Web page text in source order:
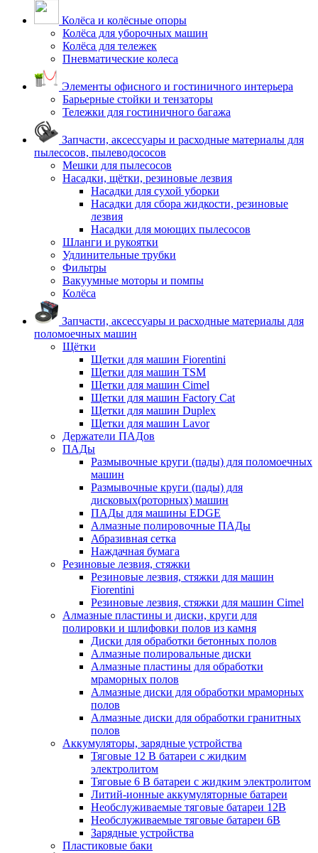
Колёса и колёсные опоры
Колёса для уборочных машин
Колёса для тележек
Пневматические колеса
Элементы офисного и гостиничного интерьера
Барьерные стойки и тензаторы
Тележки для гостиничного багажа
Запчасти, аксессуары и расходные материалы для
пылесосов, пылеводососов
Мешки для пылесосов
Насадки, щётки, резиновые лезвия
Насадки для сухой уборки
Насадки для сбора жидкости, резиновые
лезвия
Насадки для моющих пылесосов
Шланги и рукоятки
Удлинительные трубки
Фильтры
Вакуумные моторы и помпы
Колёса
Запчасти, аксессуары и расходные материалы для
поломоечных машин
Щётки
Щетки для машин Fiorentini
Щетки для машин TSM
Щетки для машин Cimel
Щетки для машин Factory Cat
Щетки для машин Duplex
Щетки для машин Lavor
Держатели ПАДов
ПАДы
Размывочные круги (пады) для поломоечных
машин
Размывочные круги (пады) для
дисковых(роторных) машин
ПАДы для машины EDGE
Алмазные полировочные ПАДы
Абразивная сетка
Наждачная бумага
Резиновые лезвия, стяжки
Резиновые лезвия, стяжки для машин
Fiorentini
Резиновые лезвия, стяжки для машин Cimel
Алмазные пластины и диски, круги для
полировки и шлифовки полов из камня
Диски для обработки бетонных полов
Алмазные полировальные диски
Алмазные пластины для обработки
мраморных полов
Алмазные диски для обработки мраморных
полов
Алмазные диски для обработки гранитных
полов
Аккумуляторы, зарядные устройства
Тяговые 12 В батареи с жидким
электролитом
Тяговые 6 В батареи с жидким электролитом
Литий-ионные аккумуляторные батареи
Необслуживаемые тяговые батареи 12В
Необслуживаемые тяговые батареи 6В
Зарядные устройства
Пластиковые баки